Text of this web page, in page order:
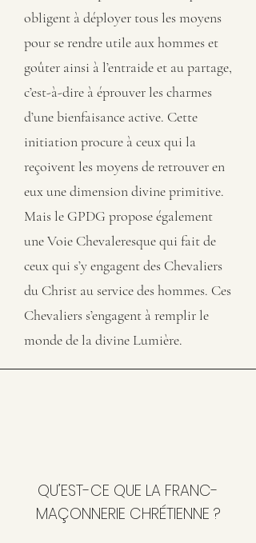
obligent à déployer tous les moyens
pour se rendre utile aux hommes et
goûter ainsi à l’entraide et au partage,
c’est-à-dire à éprouver les charmes
d’une bienfaisance active. Cette
initiation procure à ceux qui la
reçoivent les moyens de retrouver en
eux une dimension divine primitive.
Mais le GPDG propose également
une Voie Chevaleresque qui fait de
ceux qui s’y engagent des Chevaliers
du Christ au service des hommes. Ces
Chevaliers s’engagent à remplir le
monde de la divine Lumière.
QU’EST-CE QUE LA FRANC-
MAÇONNERIE CHRÉTIENNE ?